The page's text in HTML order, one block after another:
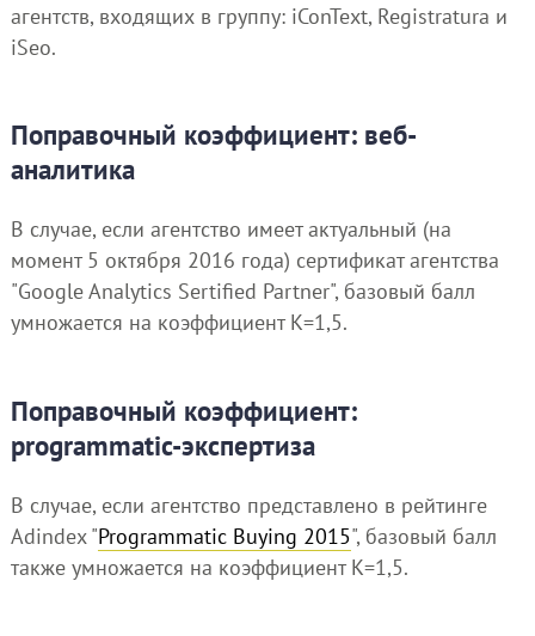
агентств, входящих в группу: iConText, Registratura и
iSeo.
Поправочный коэффициент: веб-
аналитика
В случае, если агентство имеет актуальный (на
момент 5 октября 2016 года) сертификат агентства
"Google Analytics Sertified Partner", базовый балл
умножается на коэффициент K=1,5.
Поправочный коэффициент:
programmatic-экспертиза
В случае, если агентство представлено в рейтинге
Adindex "Programmatic Buying 2015", базовый балл
также умножается на коэффициент K=1,5.